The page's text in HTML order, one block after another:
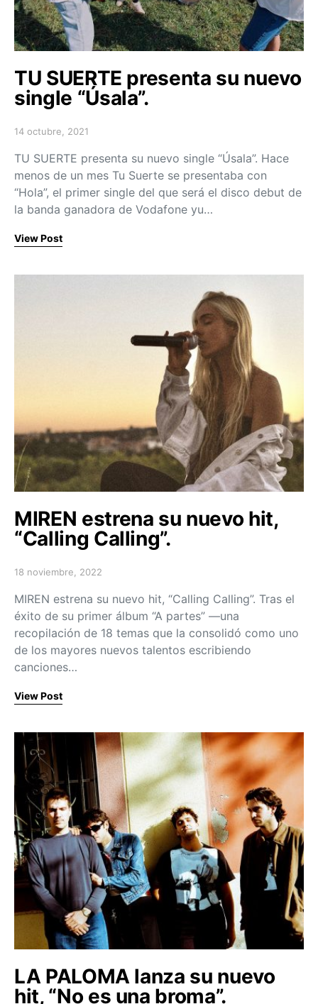
TU SUERTE presenta su nuevo
single “Úsala”.
Posted on
14 octubre, 2021
TU SUERTE presenta su nuevo single “Úsala”. Hace
menos de un mes Tu Suerte se presentaba con
“Hola”, el primer single del que será el disco debut de
la banda ganadora de Vodafone yu…
View Post
MIREN estrena su nuevo hit,
“Calling Calling”.
Posted on
18 noviembre, 2022
MIREN estrena su nuevo hit, “Calling Calling”. Tras el
éxito de su primer álbum “A partes” —una
recopilación de 18 temas que la consolidó como uno
de los mayores nuevos talentos escribiendo
canciones…
View Post
LA PALOMA lanza su nuevo
hit, “No es una broma”.